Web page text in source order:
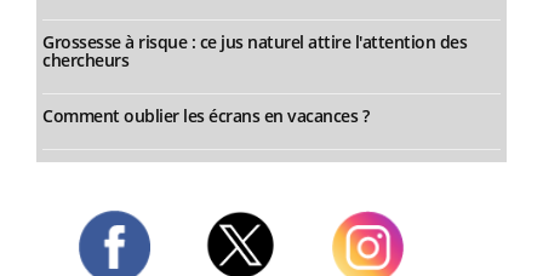
Grossesse à risque : ce jus naturel attire l'attention des
chercheurs
Comment oublier les écrans en vacances ?